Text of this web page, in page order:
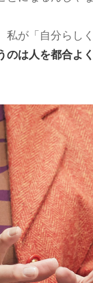
私が「自分らし
のは人を都合よ